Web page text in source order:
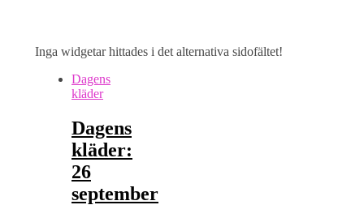
Inga widgetar hittades i det alternativa sidofältet!
Dagens
kläder
Dagens
kläder:
26
september